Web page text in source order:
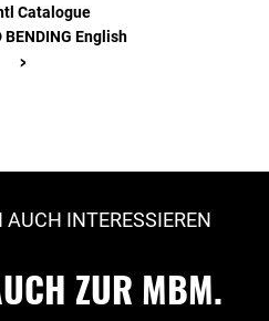
Catalogue
BENDING English
>
INTERESSIEREN
ZUR MBM.